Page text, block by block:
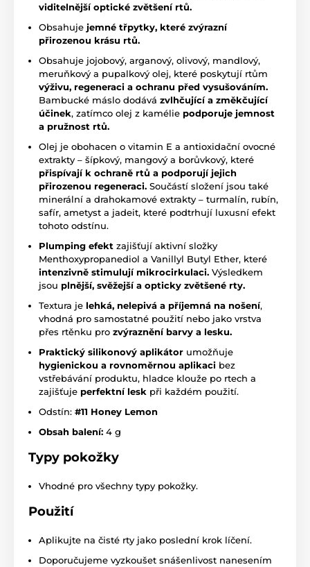
viditelnější optické zvětšení rtů.
Obsahuje jemné třpytky, které zvýrazní
přirozenou krásu rtů.
Obsahuje jojobový, arganový, olivový, mandlový,
meruňkový a pupalkový olej, které poskytují rtům
výživu, regeneraci a ochranu před vysušováním.
Bambucké máslo dodává zvlhčující a změkčující
účinek, zatímco olej z kamélie podporuje jemnost
a pružnost rtů.
Olej je obohacen o vitamin E a antioxidační ovocné
extrakty – šípkový, mangový a borůvkový, které
přispívají k ochraně rtů a podporují jejich
přirozenou regeneraci. Součástí složení jsou také
minerální a drahokamové extrakty – turmalín, rubín,
safír, ametyst a jadeit, které podtrhují luxusní efekt
tohoto odstínu.
Plumping efekt zajišťují aktivní složky
Menthoxypropanediol a Vanillyl Butyl Ether, které
intenzivně stimulují mikrocirkulaci. Výsledkem
jsou plnější, svěžejší a opticky zvětšené rty.
Textura je lehká, nelepivá a příjemná na nošení,
vhodná pro samostatné použití nebo jako vrstva
přes rtěnku pro zvýraznění barvy a lesku.
Praktický silikonový aplikátor umožňuje
hygienickou a rovnoměrnou aplikaci bez
vstřebávání produktu, hladce klouže po rtech a
zajišťuje perfektní lesk při každém použití.
Odstín: #11 Honey Lemon
Obsah balení: 4 g
Typy pokožky
Vhodné pro všechny typy pokožky.
Použití
Aplikujte na čisté rty jako poslední krok líčení.
Doporučujeme vyzkoušet snášenlivost nanesením